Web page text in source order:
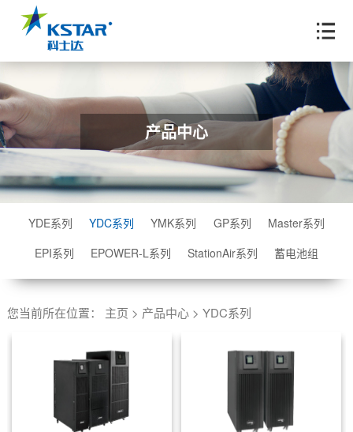
产品中心
YDE系列 YDC系列 YMK系列 GP系列
Master系列
EPI系列
EPOWER-L系列 StationAir系列 蓄电池组
您当前所在位置： 主页 > 产品中心> YDC系列